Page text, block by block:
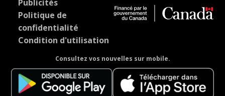
Publicités
Politique de
confidentialité
Condition d'utilisation
Consultez vos nouvelles sur mobile.